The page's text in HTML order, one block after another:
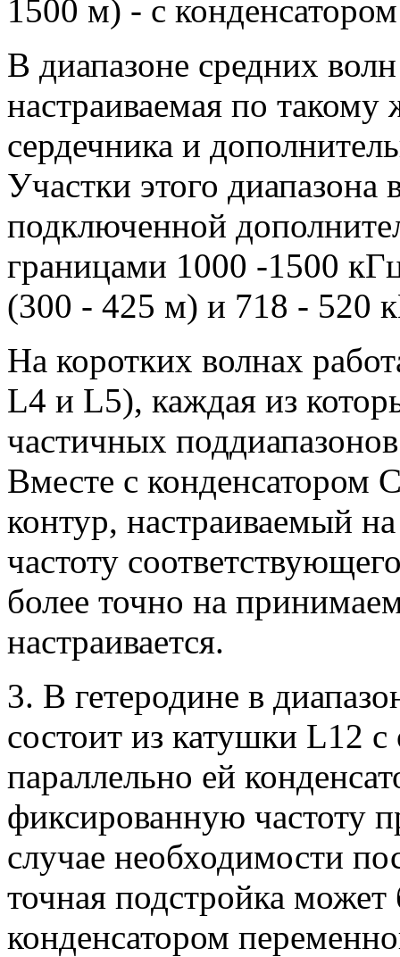
1500 м) - с
В диапазоне средних
настраиваемая по
сердечника и
Участки этого диапазона
подключенной
границами 1000 -1500
(300 - 425 м) и 718 - 520
На коротких волнах
L4 и L5), каждая из
частичных
Вместе с конденсатором
контур, настраиваемый
частоту
более точно на
настраивается.
3. В гетеродине в
состоит из катушки L12
параллельно ей
фиксированную частоту
случае необходимости
точная подстройка может
конденсатором